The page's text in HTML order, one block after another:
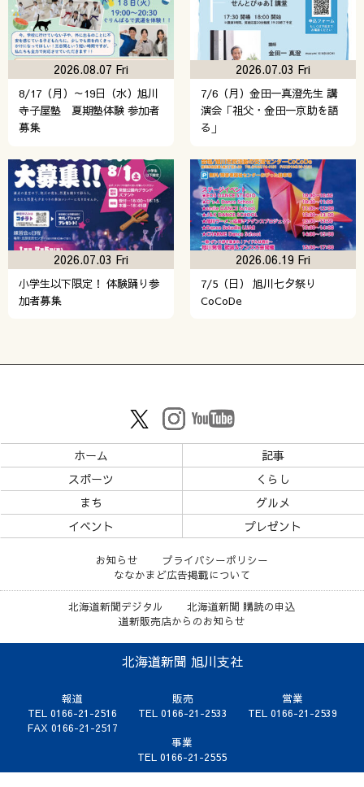
8/17（月）～19日（水）旭川
寺子屋塾 夏期塾体験 参加者
募集
2026.08.07 Fri
7/6（月）金田一真澄先生 講
演会「祖父・金田一京助を語
る」
2026.07.03 Fri
小学生以下限定！ 体験踊り参
加者募集
2026.07.03 Fri
7/5（日） 旭川七夕祭り
CoCoDe
2026.06.19 Fri
ホーム
記事
スポーツ
くらし
まち
グルメ
イベント
プレゼント
お知らせ
プライバシーポリシー
ななかまど広告掲載について
北海道新聞デジタル
北海道新聞 購読の申込
道新販売店からのお知らせ
北海道新聞 旭川支社
報道
TEL 0166-21-2516
FAX 0166-21-2517
販売
TEL 0166-21-2533
営業
TEL 0166-21-2539
事業
TEL 0166-21-2555